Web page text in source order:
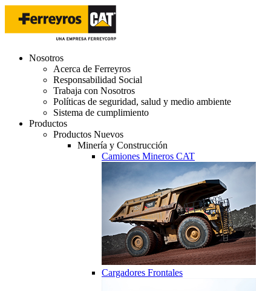
Nosotros
Acerca de Ferreyros
Responsabilidad Social
Trabaja con Nosotros
Políticas de seguridad, salud y medio ambiente
Sistema de cumplimiento
Productos
Productos Nuevos
Minería y Construcción
Camiones Mineros CAT
Cargadores Frontales